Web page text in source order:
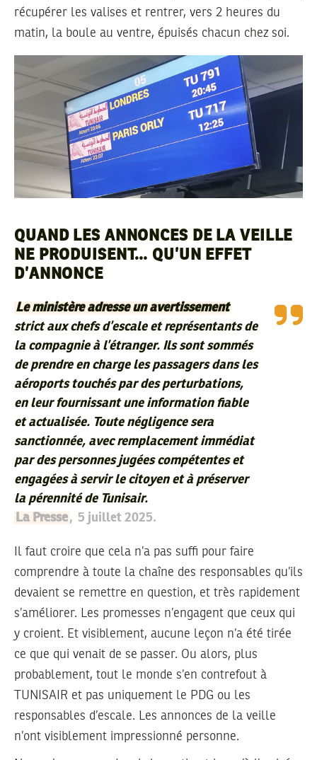
récupérer les valises et rentrer, vers 2 heures du
matin, la boule au ventre, épuisés chacun chez soi.
QUAND LES ANNONCES DE LA VEILLE
NE PRODUISENT… QU’UN EFFET
D’ANNONCE
Le ministère adresse un avertissement
strict aux chefs d’escale et représentants de
la compagnie à l’étranger. Ils sont sommés
de prendre en charge les passagers dans les
aéroports touchés par des perturbations,
en leur fournissant une information fiable
et actualisée. Toute négligence sera
sanctionnée, avec remplacement immédiat
par des personnes jugées compétentes et
engagées à servir le citoyen et à préserver
la pérennité de Tunisair.
La Presse, 5 juillet 2025.
Il faut croire que cela n’a pas suffi pour faire
comprendre à toute la chaîne des responsables qu’ils
devaient se remettre en question, et très rapidement
s’améliorer. Les promesses n’engagent que ceux qui
y croient. Et visiblement, aucune leçon n’a été tirée
ce que qui venait de se passer. Ou alors, plus
probablement, tout le monde s’en contrefout à
TUNISAIR et pas uniquement le PDG ou les
responsables d’escale. Les annonces de la veille
n’ont visiblement impressionné personne.